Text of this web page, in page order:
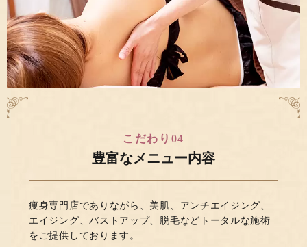
こだわり04
豊富なメニュー内容
痩身専門店でありながら、美肌、アンチエイジング、
エイジング、バストアップ、脱毛などトータルな施術
をご提供しております。